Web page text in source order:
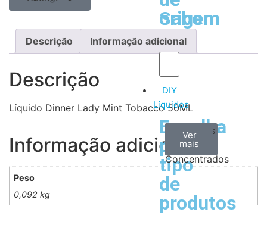
Sabor
origem
DIY
Líquidos
Escolha
por
tipo
de
produtos
Aromas
Concentrados
Ver
todos
Bases
Ver
mais
Accesorios
Ver
mais
Descrição Informação adicional
Descrição
Líquido Dinner Lady Mint Tobacco 50ML
Informação adicional
Peso
0,092 kg